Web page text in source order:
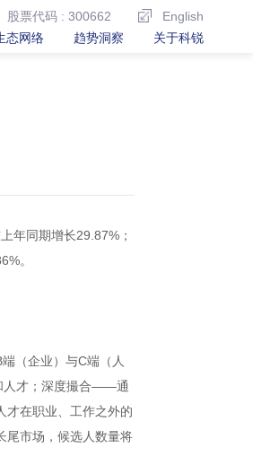
股票代码 : 300662
English
态网络 趋势洞察 关于科锐
年同期增长29.87%；
。
（企业）与C端（人
人才；深度撮合——通
在职业、工作之外的
尾市场，候选人数量将